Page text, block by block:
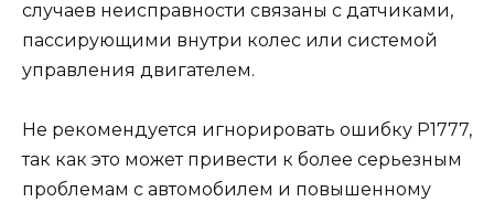
случаев неисправности связаны с датчиками,
пассирующими внутри колес или системой
управления двигателем.
Не рекомендуется игнорировать ошибку Р1777,
так как это может привести к более серьезным
проблемам с автомобилем и повышенному